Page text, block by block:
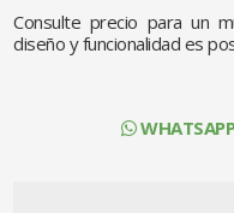
Consulte precio para un
diseño y funcionalidad es
WHATSAPP